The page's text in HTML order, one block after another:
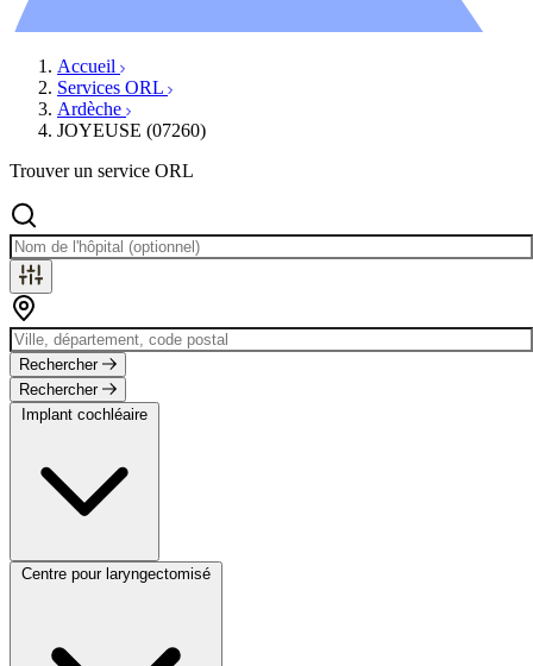
Accueil
Services ORL
Ardèche
JOYEUSE (07260)
Trouver un service ORL
Rechercher
Rechercher
Implant cochléaire
Centre pour laryngectomisé